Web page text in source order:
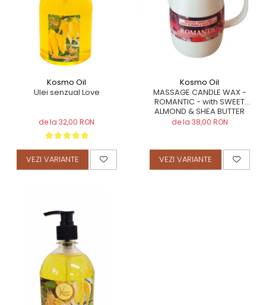
TERAPEUTIC
THAILANDEZ (LOMI-LOMI)
Kosmo Oil
Ulei senzual Love
de la 32,00 RON
VEZI VARIANTE
Kosmo Oil
MASSAGE CANDLE WAX -
ROMANTIC - with SWEET
ALMOND & SHEA BUTTER
de la 38,00 RON
VEZI VARIANTE